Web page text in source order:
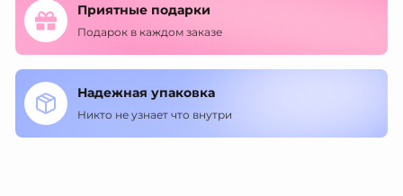
Приятные подарки
Подарок в каждом заказе
Надежная упаковка
Никто не узнает что внутри